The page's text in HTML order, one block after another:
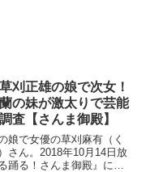
刈正雄の娘で次女！
の妹が激太りで芸能
査【さんま御殿】
娘で女優の草刈麻有（く
さん。2018年10月14日放
踊る！さんま御殿』に出